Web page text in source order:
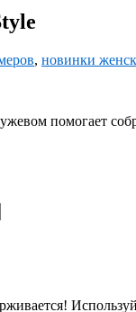
, новинки
помогает